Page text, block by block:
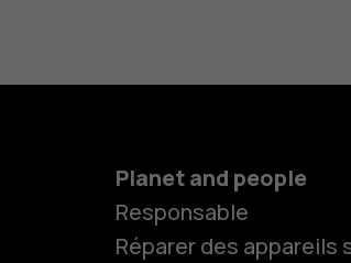
Planet and people
Responsable
Réparer des appareils